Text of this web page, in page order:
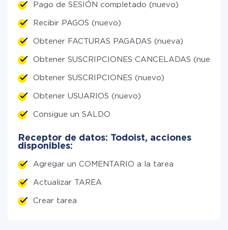
Pago de SESIÓN completado (nuevo)
Recibir PAGOS (nuevo)
Obtener FACTURAS PAGADAS (nueva)
Obtener SUSCRIPCIONES CANCELADAS (nuevo)
Obtener SUSCRIPCIONES (nuevo)
Obtener USUARIOS (nuevo)
Consigue un SALDO
Receptor de datos: Todoist, acciones
disponibles:
Agregar un COMENTARIO a la tarea
Actualizar TAREA
Crear tarea